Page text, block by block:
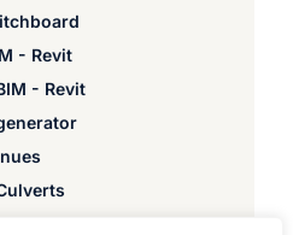
- Revit
- Revit
Walls